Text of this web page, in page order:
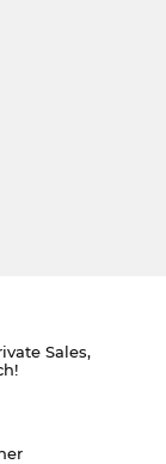
Sales,